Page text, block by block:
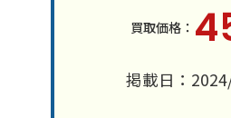
掲載日：